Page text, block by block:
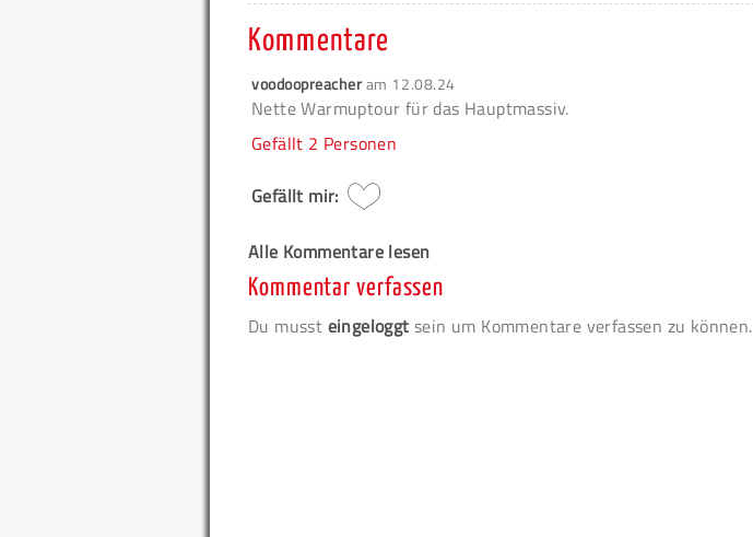
Kommentare
voodoopreacheram 12.08.24
Nette Warmuptour für das Hauptmassiv.
Gefällt 2 Personen
Gefällt mir:
Alle Kommentare lesen
Kommentar verfassen
Du musst eingeloggt sein um Kommentare verfassen zu können.